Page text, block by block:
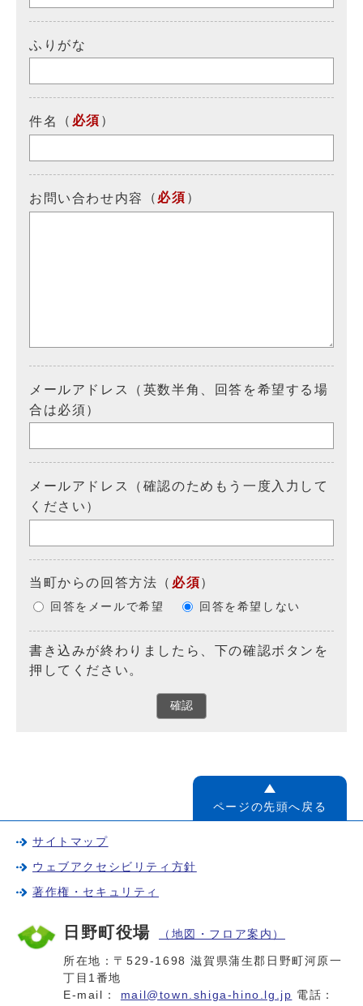
ふりがな
件名 （ 必須 ）
お問い合わせ内容 （ 必須 ）
メールアドレス（英数半角、回答を希望する場
合は必須）
メールアドレス（確認のためもう一度入力して
ください）
当町からの回答方法 （ 必須）
回答をメールで希望 回答を希望しない
書き込みが終わりましたら、下の確認ボタンを
押してください。
確認
ページの先頭へ戻る
サイトマップ
ウェブアクセシビリティ方針
著作権・セキュリティ
日野町役場 （地図・フロア案内）
所在地：〒529-1698 滋賀県蒲生郡日野町河原一
丁目1番地
E-mail： mail@town.shiga-hino.lg.jp 電話：